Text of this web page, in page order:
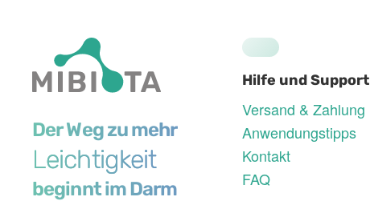
Der Weg zu mehr
Leichtigkeit
beginnt im Darm
Hilfe und Support
Versand & Zahlung
Anwendungstipps
Kontakt
FAQ